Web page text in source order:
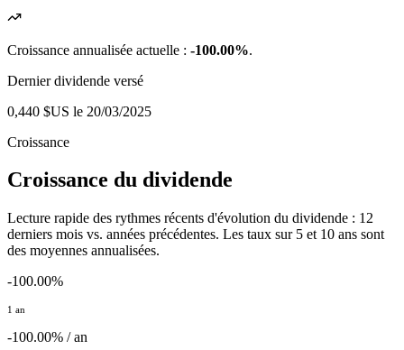
Croissance annualisée actuelle : -100.00%.
Dernier dividende versé
0,440 $US le 20/03/2025
Croissance
Croissance du dividende
Lecture rapide des rythmes récents d'évolution du dividende : 12
derniers mois vs. années précédentes. Les taux sur 5 et 10 ans sont
des moyennes annualisées.
-100.00%
1 an
-100.00% / an